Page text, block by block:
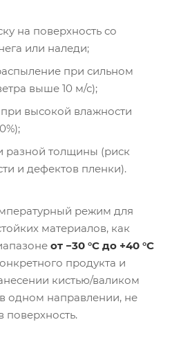
на поверхность со
или наледи;
при сильном
выше 10 м/с);
высокой влажности
разной толщины (риск
и дефектов пленки).
режим для
материалов, как
от −30 °C до +40 °C
продукта и
кистью/валиком
одном направлении, не
поверхность.